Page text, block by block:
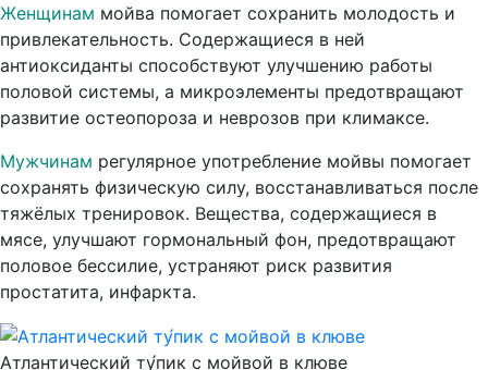
Женщинам мойва помогает сохранить молодость и
привлекательность. Содержащиеся в ней
антиоксиданты способствуют улучшению работы
половой системы, а микроэлементы предотвращают
развитие остеопороза и неврозов при климаксе.
Мужчинам регулярное употребление мойвы помогает
сохранять физическую силу, восстанавливаться после
тяжёлых тренировок. Вещества, содержащиеся в
мясе, улучшают гормональный фон, предотвращают
половое бессилие, устраняют риск развития
простатита, инфаркта.
Атлантический ту́пик с мойвой в клюве